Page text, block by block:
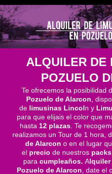
ALQUILER DE
POZUELO
Te ofrecemos la posibilidad
Pozuelo de Alarcon,
de limusinas Lincoln y
para que elijais el color que
hasta 12 plazas. Te
realizamos un Tour de 1 hora,
de Alarcon o en el lugar
el precio de nuestros packs
para cumpleaños. Alquiler
Pozuelo de Alarcon, date el